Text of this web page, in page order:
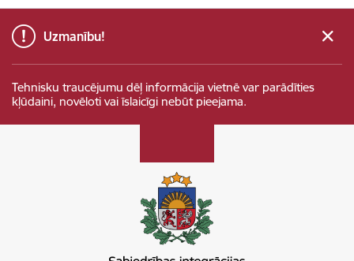
Uzmanību!
Tehnisku traucējumu dēļ informācija vietnē var parādīties
kļūdaini, novēloti vai īslaicīgi nebūt pieejama.